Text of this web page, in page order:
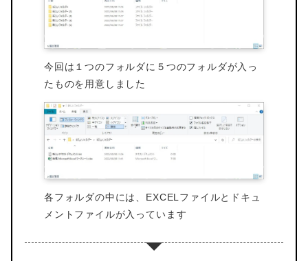
今回は１つのフォルダに５つのフォルダが入っ
たものを用意しました
各フォルダの中には、EXCELファイルとドキュ
メントファイルが入っています